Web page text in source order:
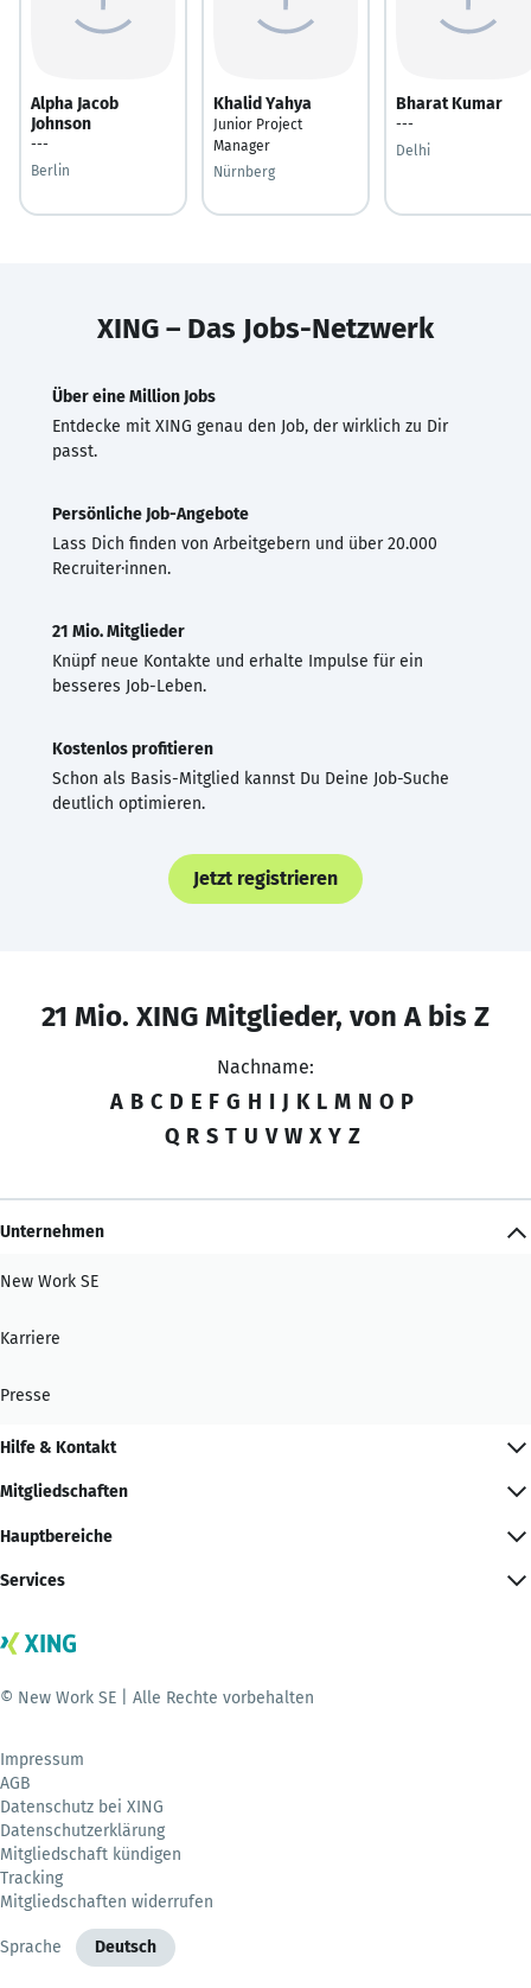
Alpha Jacob
Johnson
---
Berlin
Khalid Yahya
Junior Project
Manager
Nürnberg
Bharat Kumar
---
Delhi
XING – Das Jobs-Netzwerk
Über eine Million Jobs
Entdecke mit XING genau den Job, der wirklich zu Dir
passt.
Persönliche Job-Angebote
Lass Dich finden von Arbeitgebern und über 20.000
Recruiter·innen.
21 Mio. Mitglieder
Knüpf neue Kontakte und erhalte Impulse für ein
besseres Job-Leben.
Kostenlos profitieren
Schon als Basis-Mitglied kannst Du Deine Job-Suche
deutlich optimieren.
Jetzt registrieren
21 Mio. XING Mitglieder, von A bis Z
Nachname:
A B C D E F G H I J K L M N O P
Q R S T U V W X Y Z
Unternehmen
New Work SE
Karriere
Presse
Hilfe & Kontakt
Mitgliedschaften
Hauptbereiche
Services
© New Work SE | Alle Rechte vorbehalten
Impressum
AGB
Datenschutz bei XING
Datenschutzerklärung
Mitgliedschaft kündigen
Tracking
Mitgliedschaften widerrufen
Sprache Deutsch